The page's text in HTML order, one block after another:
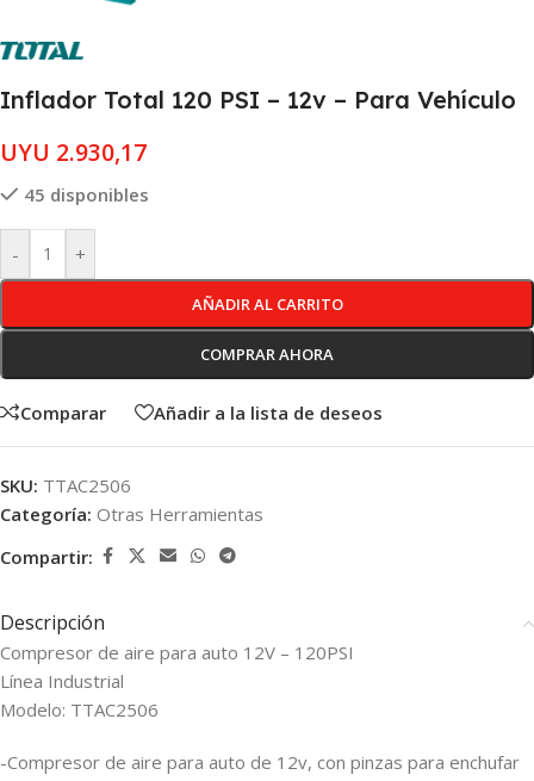
Inflador Total 120 PSI – 12v – Para Vehículo
UYU 2.930,17
45 disponibles
- +
AÑADIR AL CARRITO
COMPRAR AHORA
Comparar Añadir a la lista de deseos
SKU: TTAC2506
Categoría: Otras Herramientas
Compartir:
Descripción
Compresor de aire para auto 12V – 120PSI
Línea Industrial
Modelo: TTAC2506
-Compresor de aire para auto de 12v, con pinzas para enchufar